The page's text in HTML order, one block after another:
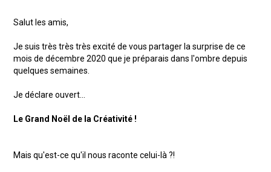
Salut les amis,
Je suis très très très excité de vous partager la surprise de ce
mois de décembre 2020 que je préparais dans l'ombre depuis
quelques semaines.
Je déclare ouvert...
Le Grand Noël de la Créativité !
Mais qu'est-ce qu'il nous raconte celui-là ?!